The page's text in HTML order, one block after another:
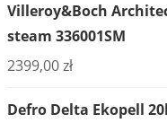
Villeroy&Boch
steam 336001SM
2399,00zł
Defro Delta Ekopell